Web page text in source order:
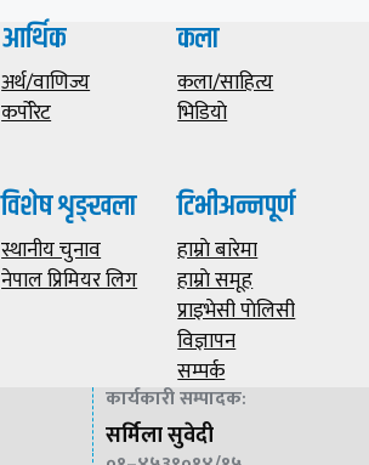
आर्थिक
अर्थ/वाणिज्य
कर्पोरेट
कला
कला/साहित्य
भिडियाे
विशेष शृङ्खला
स्थानीय चुनाव
नेपाल प्रिमियर लिग
टिभीअन्नपूर्ण
हाम्राे बारेमा
हाम्राे समूह
प्राइभेसी पाेलिसी
विज्ञापन
सम्पर्क
कार्यकारी सम्पादक:
सर्मिला सुवेदी